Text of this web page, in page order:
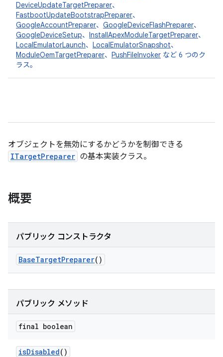
DeviceUpdateTargetPreparer、
FastbootUpdateBootstrapPreparer、
GoogleAccountPreparer、 GoogleDeviceFlashPreparer、
GoogleDeviceSetup、 InstallApexModuleTargetPreparer、
LocalEmulatorLaunch、 LocalEmulatorSnapshot、
ModuleOemTargetPreparer、 PushFileInvoker など 6 つのク
ラス。
オブジェクトを無効にするかどうかを制御できる
ITargetPreparer の基本実装クラス。
概要
パブリック コンストラクタ
BaseTargetPreparer()
パブリック メソッド
final boolean
isDisabled()